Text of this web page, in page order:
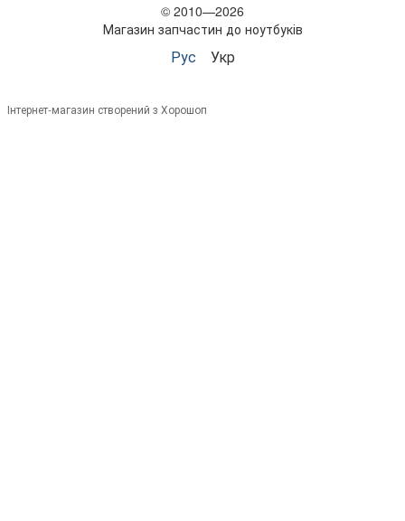
© 2010—2026
Магазин запчастин до ноутбуків
Рус Укр
Інтернет-магазин створений з Хорошоп